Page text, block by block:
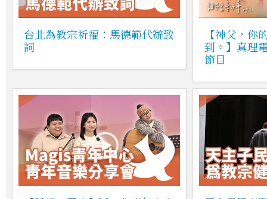
台北為教宗祈福：馬德範代辦致
詞
【神父，你
到。】真理
節目